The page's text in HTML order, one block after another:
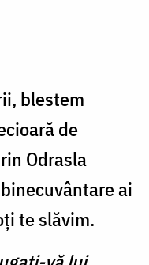
blestem
de
Odrasla
ai
te slăvim.